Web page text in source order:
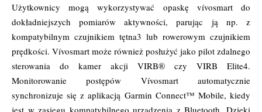
Użytkownicy mogą wykorzystywać opaskę vívosmart do
dokładniejszych pomiarów aktywności, parując ją np. z
kompatybilnym czujnikiem tętna​3 lub rowerowym czujnikiem
prędkości. Vívosmart może również posłużyć jako pilot zdalnego
sterowania do kamer akcji VIRB® czy VIRB Elite​4.
Monitorowanie postępów Vívosmart automatycznie
synchronizuje się z aplikacją Garmin Connect™ Mobile, kiedy
jest w zasięgu kompatybilnego urządzenia z Bluetooth. Dzięki